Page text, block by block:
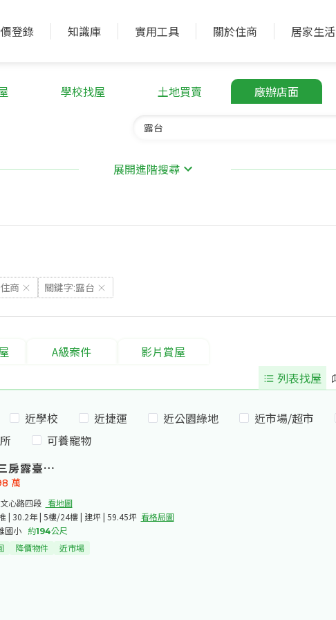
登錄 知識庫 實用工具 關於住商 居家生活
學校找屋 土地買賣 廠辦店面
展開進階搜尋
住商 關鍵字:露台
A級案件
影片賞屋
列表找屋
近學校 近捷運 近公園綠地 近市場/超市
可養寵物
露臺平車
心路四段​ 看地圖
| 30.2年 | 5樓/24樓 | 建坪 | 59.45坪 看格局圖
國小
約194公尺
萬
降價物件 近市場